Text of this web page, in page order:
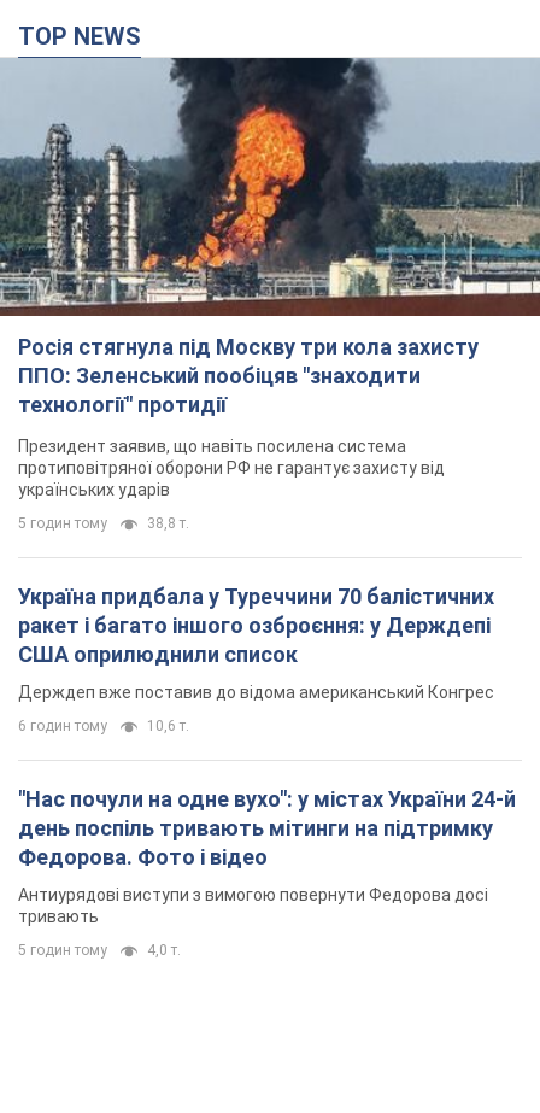
Росія стягнула під Москву три кола захисту
ППО: Зеленський пообіцяв "знаходити
технології" протидії
Президент заявив, що навіть посилена система
протиповітряної оборони РФ не гарантує захисту від
українських ударів
5 годин тому 38,8 т.
Україна придбала у Туреччини 70 балістичних
ракет і багато іншого озброєння: у Держдепі
США оприлюднили список
Держдеп вже поставив до відома американський Конгрес
6 годин тому 10,6 т.
"Нас почули на одне вухо": у містах України 24-й
день поспіль тривають мітинги на підтримку
тривають
5 годин тому 4,0 т.